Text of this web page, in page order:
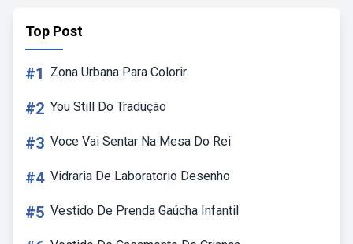
Top Post
#1 Zona Urbana Para Colorir
#2 You Still Do Tradução
#3 Voce Vai Sentar Na Mesa Do Rei
#4 Vidraria De Laboratorio Desenho
#5 Vestido De Prenda Gaúcha Infantil